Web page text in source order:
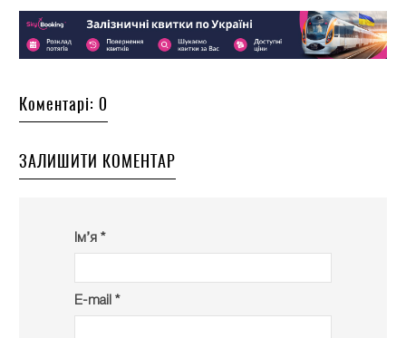
Коментарі: 0
ЗАЛИШИТИ КОМЕНТАР
Ім’я *
E-mail *